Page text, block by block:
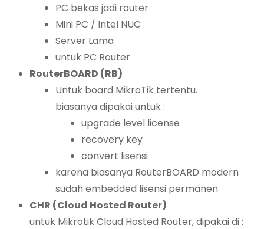
PC bekas jadi router
Mini PC / Intel NUC
Server Lama
untuk PC Router
RouterBOARD (RB)
Untuk board MikroTik tertentu.
biasanya dipakai untuk :
upgrade level license
recovery key
convert lisensi
karena biasanya RouterBOARD modern
sudah embedded lisensi permanen
CHR (Cloud Hosted Router)
untuk Mikrotik Cloud Hosted Router, dipakai di :